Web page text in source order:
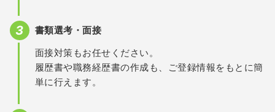
書類選考・面接
面接対策もお任せください。
履歴書や職務経歴書の作成も、ご登録情報をもとに簡
単に行えます。